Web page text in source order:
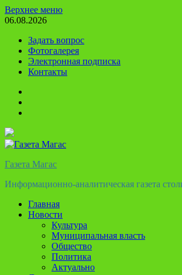
Перейти
к
Верхнее меню
06.08.2026
Задать вопрос
Фотогалерея
Электронная подписка
Контакты
Газета Магас
Информационно-аналитическая газета
Главная
Новости
Культура
Муниципальная власть
Общество
Политика
Актуально